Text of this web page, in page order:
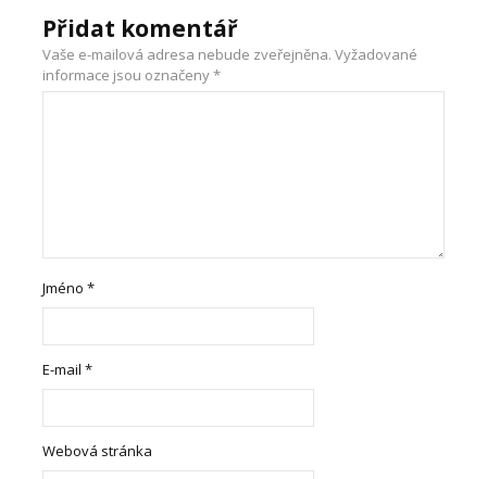
Přidat komentář
Vaše e-mailová adresa nebude zveřejněna. Vyžadované
informace jsou označeny*
Jméno*
E-mail*
Webová stránka